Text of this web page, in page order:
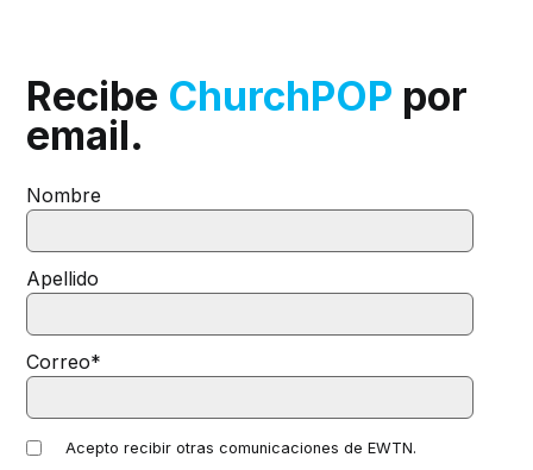
Recibe ChurchPOP por
email.
Nombre
Apellido
Correo*
Acepto recibir otras comunicaciones de EWTN.